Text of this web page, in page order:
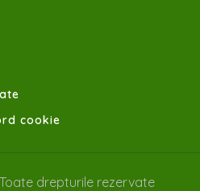
cookie
drepturile rezervate